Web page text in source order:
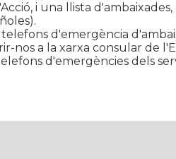
i una llista d'ambaixades,
d'emergència
a la xarxa consular de
d'emergències dels